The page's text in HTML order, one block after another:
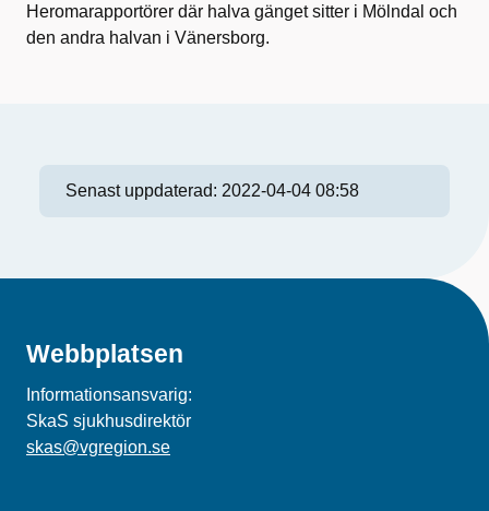
Heromarapportörer där halva gänget sitter i Mölndal och
den andra halvan i Vänersborg.
Senast uppdaterad: 2022-04-04 08:58
Webbplatsen
Informationsansvarig:
SkaS sjukhusdirektör
skas@vgregion.se